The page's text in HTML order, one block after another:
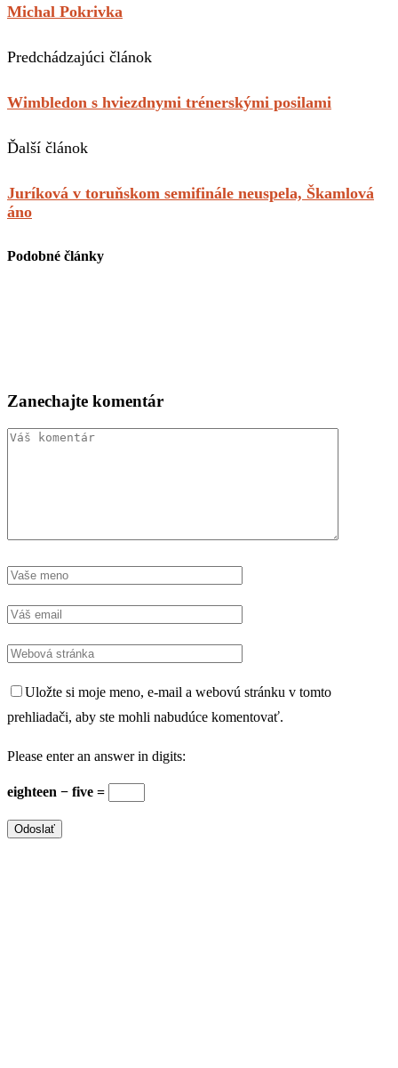
Michal Pokrivka
Predchádzajúci článok
Wimbledon s hviezdnymi trénerskými posilami
Ďalší článok
Juríková v toruňskom semifinále neuspela, Škamlová
áno
Podobné články
Zanechajte komentár
Uložte si moje meno, e-mail a webovú stránku v tomto
prehliadači, aby ste mohli nabudúce komentovať.
Please enter an answer in digits:
eighteen − five =